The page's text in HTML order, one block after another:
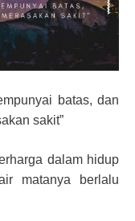
batas, dan
sakit”
dalam hidup
matanya berlalu